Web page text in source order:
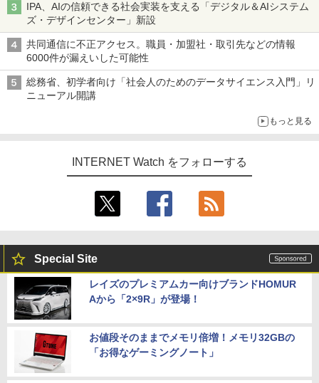
IPA、AIの信頼できる社会実装を支える「デジタル＆AIシステム
ズ・デザインセンター」新設
共同通信に不正アクセス。職員・加盟社・取引先などの情報
6000件が漏えいした可能性
総務省、初学者向け「社会人のためのデータサイエンス入門」リ
ニューアル開講
もっと見る
INTERNET Watch をフォローする
Special Site
レイズのプレミアムカー向けブランドHOMUR
Aから「2×9R」が登場！
お値段そのままでメモリ倍増！メモリ32GBの
「お得なゲーミングノート」